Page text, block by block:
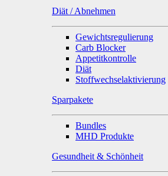
Diät / Abnehmen
Gewichtsregulierung
Carb Blocker
Appetitkontrolle
Diät
Stoffwechselaktivierung
Sparpakete
Bundles
MHD Produkte
Gesundheit & Schönheit